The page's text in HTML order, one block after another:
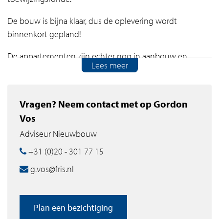
De bouw is bijna klaar, dus de oplevering wordt
binnenkort gepland!
De appartementen zijn echter nog in aanbouw en
daarom niet te bezichtigen.
bezichtigen.
– Huurprijzen zijn vanaf € 2.800,- per maand excl.
servicekosten
– Tussen 101.1m2 en 120.3m2
– Bruynzeelkeuken met inbouwapparatuur
– Badkamer met bad en aparte inloopdouche
Lees meer
Vragen? Neem contact met op Gordon
Vos
Adviseur Nieuwbouw
+31 (0)20 - 301 77 15
g.vos@fris.nl
Plan een bezichtiging